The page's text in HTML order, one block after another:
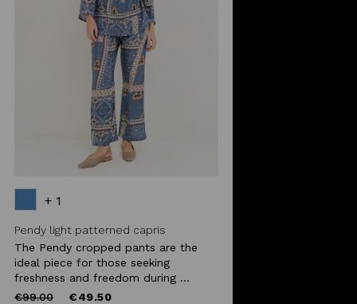
+ 1
Pendy light patterned capris
The Pendy cropped pants are the
ideal piece for those seeking
freshness and freedom during ...
Price
€99.00to €49.50